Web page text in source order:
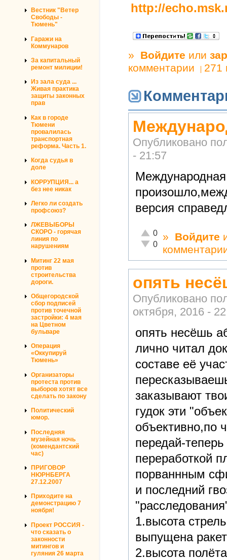
Вестник "Ветер
Свободы -
Тюмень"
Гаражи на
Коммунаров
За капитальный
ремонт милиции!
Из зала суда ...
Живая практика
защиты законных
прав
Как в городе
Тюмени
провалилась
транспортная
реформа. Часть 1.
Когда судья в
доле
КОРРУПЦИЯ... а
без нее никак
Легко ли создать
профсоюз?
ЛЖЕВЫБОРЫ
СКОРО - горячая
линия по
нарушениям
Митинг 22 мая
против
строительства
дороги.
Общегородской
сбор подписей
против точечной
застройки: 4 мая
на Цветном
бульваре
Операция
«Оккупируй
Тюмень»
Организаторы
протеста против
выборов хотят все
сделать по закону
Политический
юмор.
Последняя
музейная ночь
(комендантский
час)
ПРИГОВОР
НЮРНБЕРГА
27.12.2007
Приходите на
демонстрацию 7
ноября!
Проект РОССИЯ -
что сказать о
законности
митингов и
гуляния 26 марта
http://
» Войдите или
комментарии
271
Опубликовано
- 21:57
версия
Отлично!
0
Неадекватно!
0
» Войдите
опять
Опубликовано
октября, 2016 -
опять несёшь
лично читал
составе её
заказывают
гудок эти
объективно,по
передай-
переработкой
порваннным
и последний
1.высота
выпущена
2.высота